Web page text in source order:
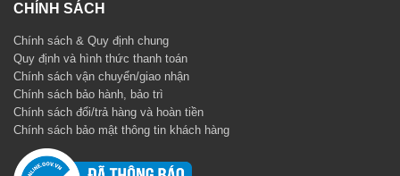
CHÍNH SÁCH
Chính sách & Quy định chung
Quy định và hình thức thanh toán
Chính sách vận chuyển/giao nhận
Chính sách bảo hành, bảo trì
Chính sách đổi/trả hàng và hoàn tiền
Chính sách bảo mật thông tin khách hàng